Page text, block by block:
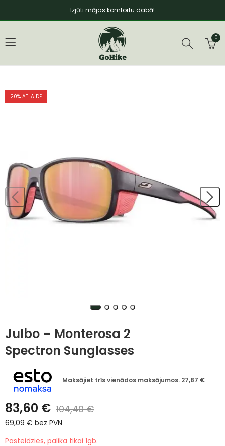
Izjūti mājas komfortu dabā!
0
20% ATLAIDE
Julbo – Monterosa 2
Spectron Sunglasses
Maksājiet trīs vienādos maksājumos. 27,87 €
83,60 € 104,40€
69,09 € bez PVN
Pasteidzies, palika tikai 1gb.